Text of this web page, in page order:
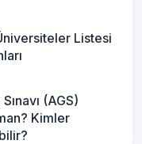
Listesi
(AGS)
Kimler